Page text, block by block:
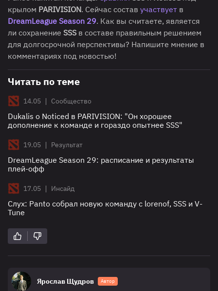
крылом PARIVISION. Сейчас состав участвует в
DreamLeague Season 29. Как вы считаете, является
ли сохранение SSS в составе правильным решением
для долгосрочной перспективы? Напишите мнение в
комментариях под новостью!
Читать по теме
14.05 | Сообщество
Dukalis о Noticed в PARIVISION: "Он хорошее
дополнение к команде и гораздо опытнее SSS"
19.05 | Результат
DreamLeague Season 29: расписание и результаты
плей-офф
17.05 | Инсайд
Слух: Panto собрал новую команду с lorenof, SSS и V-
Tune
Ярослав Щудров Автор